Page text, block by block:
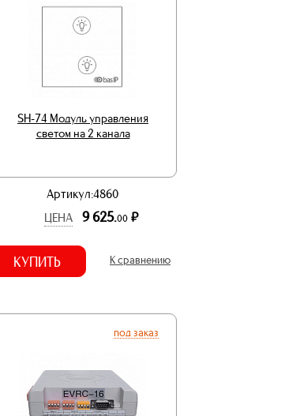
SH-74 Модуль управления
светом на 2 канала
Артикул:4860
ЦЕНА
9 625.00 р.
КУПИТЬ К сравнению
под заказ